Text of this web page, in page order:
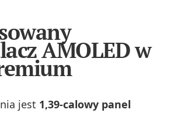
AMOLED w
jest 1,39-calowy panel